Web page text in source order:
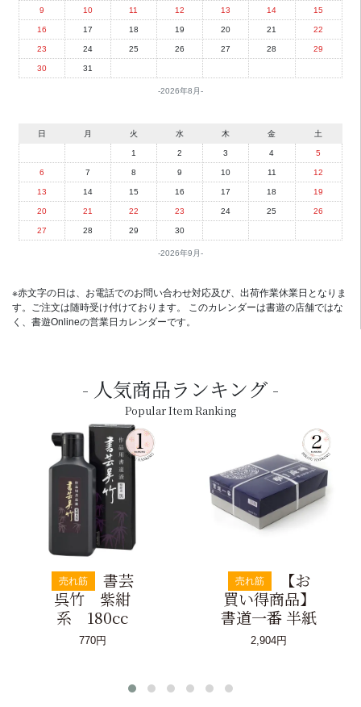
2026年8月
9 10 11 12 13 14 15
16 17 18 19 20 21 22
23 24 25 26 27 28 29
30 31
2026年9月
日 月 火 水 木 金 土
1 2 3 4 5
6 7 8 9 10 11 12
13 14 15 16 17 18 19
20 21 22 23 24 25 26
27 28 29 30
※赤文字の日は、お電話でのお問い合わせ対応及び、出荷作業休業日となりま
す。ご注文は随時受け付けております。 このカレンダーは書遊の店舗ではな
く、書遊Onlineの営業日カレンダーです。
人気商品ランキング
Popular Item Ranking
売れ筋
書芸
呉竹 紫紺
系 180cc
770円
売れ筋
【お
買い得商品】
書道一番 半紙
2,904円